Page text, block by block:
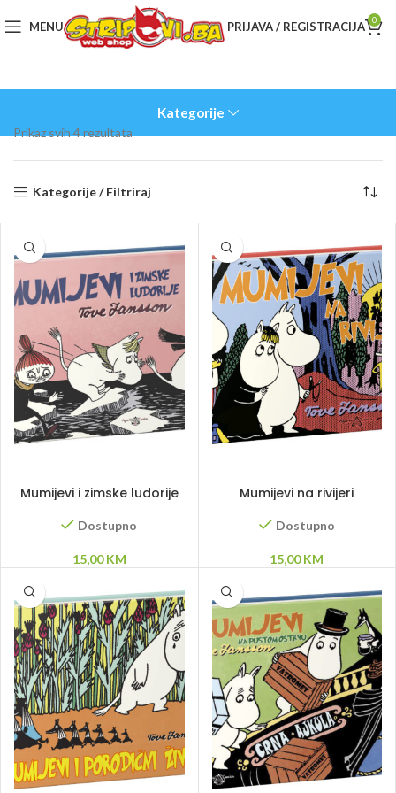
MENU PRIJAVA / REGISTRACIJA 0
Kategorije
Prikaz svih 4 rezultata
Kategorije / Filtriraj
Mumijevi i zimske ludorije
Dostupno
15,00KM
Mumijevi na rivijeri
Dostupno
15,00KM